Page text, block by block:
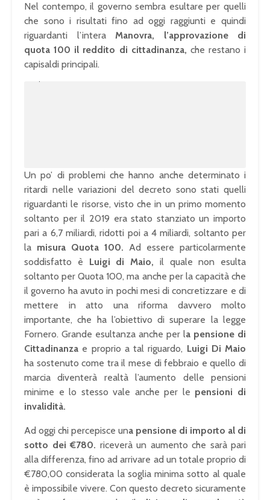
Nel contempo, il governo sembra esultare per quelli
che sono i risultati fino ad oggi raggiunti e quindi
riguardanti l’interaManovra, l’approvazione di
quota 100 il reddito di cittadinanza, che restano i
capisaldi principali.
Un po’ di problemi che hanno anche determinato i
ritardi nelle variazioni del decreto sono stati quelli
riguardanti le risorse, visto che in un primo momento
soltanto per il 2019 era stato stanziato un importo
pari a 6,7 miliardi, ridotti poi a 4 miliardi, soltanto per
la misura Quota 100. Ad essere particolarmente
soddisfatto è Luigi di Maio, il quale non esulta
soltanto per Quota 100, ma anche per la capacità che
il governo ha avuto in pochi mesi di concretizzare e di
mettere in atto una riforma davvero molto
importante, che ha l’obiettivo di superare la legge
Fornero. Grande esultanza anche per la pensione di
Cittadinanza e proprio a tal riguardo, Luigi Di Maio
ha sostenuto come tra il mese di febbraio e quello di
marcia diventerà realtà l’aumento delle pensioni
minime e lo stesso vale anche per le pensioni di
invalidità.
Ad oggi chi percepisce una pensione di importo al di
sotto dei €780. riceverà un aumento che sarà pari
alla differenza, fino ad arrivare ad un totale proprio di
€780,00 considerata la soglia minima sotto al quale
è impossibile vivere. Con questo decreto sicuramente